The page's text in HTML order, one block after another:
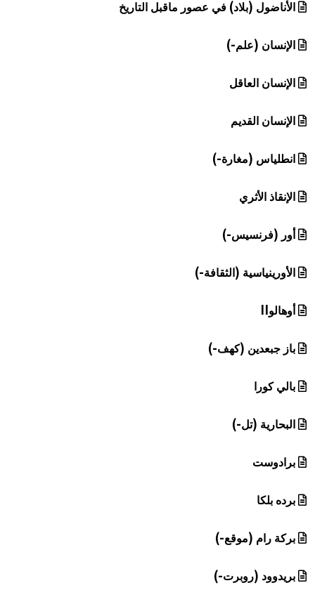
الأناضول (بلاد) في عصور ماقبل التاريخ
الإنسان (علم-)
الإنسان العاقل
الإنسان القديم
انطلياس (مغارة-)
الإنقاذ الأثري
أور (فرنسيس-)
الأورينياسية (الثقافة-)
أوهالوII
باز جبعدين (كهف-)
بالي كورا
البحارية (تل-)
برادوست
برده بلكا
بركة رام (موقع-)
بريدوود (روبرت-)